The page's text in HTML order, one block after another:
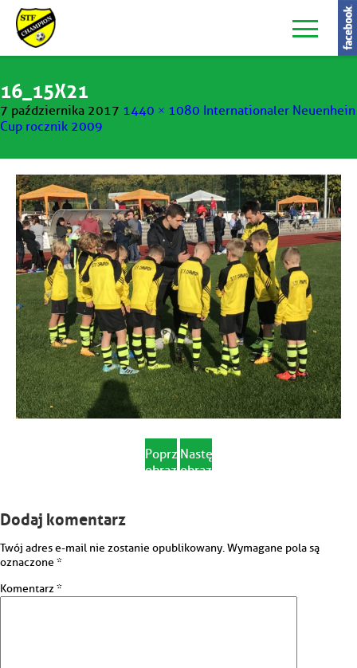
16_15X21
7 października 2017 1440 × 1080 Internationaler Neuenhein
Cup rocznik 2009
Poprzedni
obrazek
Następny
obrazek
Dodaj komentarz
Twój adres e-mail nie zostanie opublikowany.Wymagane pola są
oznaczone *
Komentarz*